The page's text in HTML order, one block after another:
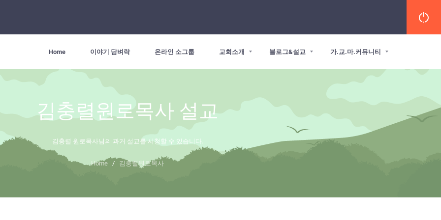
Home 이야기 담벼락 온라인 소그룹 교회소개 블로그&설교 가.교.마.커뮤니티
김충렬원로목사 설교
김충렬 원로목사님의 과거 설교를 시청할 수 있습니다.
Home / 김충렬원로목사